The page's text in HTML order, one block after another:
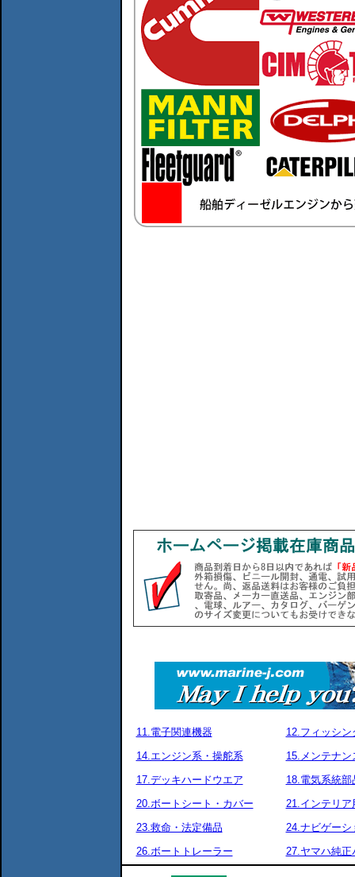
11.電子関連機器
12.フィッシン
14.エンジン系・操舵系
15.メンテナン
17.デッキハードウエア
18.電気系統部
20.ボートシート・カバー
21.インテリア
23.救命・法定備品
24.ナビゲーシ
26.ボートトレーラー
27.ヤマハ純正